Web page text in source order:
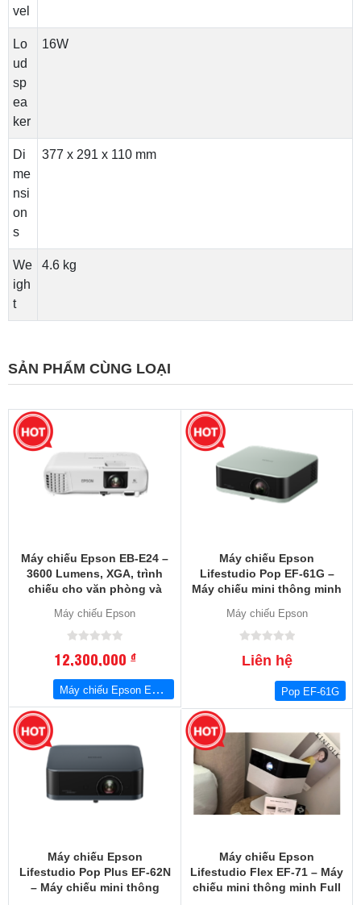
vel
Lo
ud
sp
ea
ker
16W
Di
me
nsi
on
s
377‎ x 291 x 110 mm
We
igh
t
4.6 kg
SẢN PHẨM CÙNG LOẠI
Máy chiếu Epson EB-E24 –
3600 Lumens, XGA, trình
chiếu cho văn phòng và
Máy chiếu Epson
12,300,000đ
Máy chiếu Epson EB-E24
Máy chiếu Epson
Lifestudio Pop EF-61G –
Máy chiếu mini thông minh
by Bose
Máy chiếu Epson
Liên hệ
Pop EF-61G
Máy chiếu Epson
Lifestudio Pop Plus EF-62N
– Máy chiếu mini thông
Máy chiếu Epson
Lifestudio Flex EF-71 – Máy
chiếu mini thông minh Full